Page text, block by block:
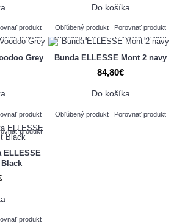
produkt
Do košíka
Obľúbený produkt
Porovnať produkt
produkt
Grey
produkt
Obľúbený produkt Porovnať produkt
Bunda ELLESSE Mont 2 navy
84,80€
Do košíka
Obľúbený produkt Porovnať produkt
produkt
ELLESSE
produkt